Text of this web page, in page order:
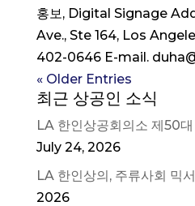
홍보, Digital Signage
Ave., Ste 164, Los
402-0646 E-mail.
« Older Entries
최근 상공인 소식
LA 한인상공회의소 제50
July 24, 2026
LA 한인상의, 주류사회 믹
2026